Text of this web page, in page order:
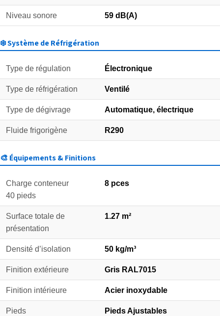
Niveau sonore 59 dB(A)
❄️ Système de Réfrigération
Type de régulation Électronique
Type de réfrigération Ventilé
Type de dégivrage Automatique, électrique
Fluide frigorigène R290
🎨 Équipements & Finitions
Charge conteneur
40 pieds
8 pces
Surface totale de
présentation
1.27 m²
Densité d’isolation 50 kg/m³
Finition extérieure Gris RAL7015
Finition intérieure Acier inoxydable
Pieds Pieds Ajustables